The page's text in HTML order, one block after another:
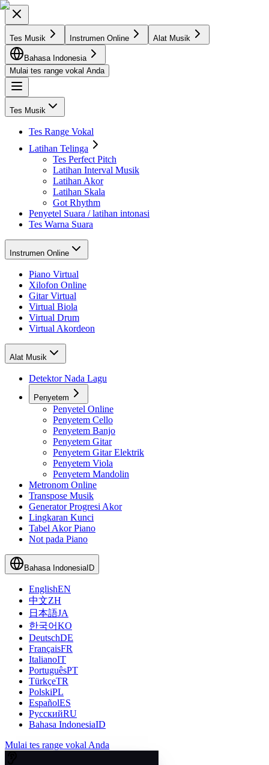
Tes Musik Instrumen Online Alat Musik
Bahasa Indonesia
Mulai tes range vokal Anda
Tes Musik
Tes Range Vokal
Latihan Telinga
Tes Perfect Pitch
Latihan Interval Musik
Latihan Akor
Latihan Skala
Got Rhythm
Penyetel Suara / latihan intonasi
Tes Warna Suara
Instrumen Online
Piano Virtual
Xilofon Online
Gitar Virtual
Virtual Biola
Virtual Drum
Virtual Akordeon
Alat Musik
Detektor Nada Lagu
Penyetem
Penyetel Online
Penyetem Cello
Penyetem Banjo
Penyetem Gitar
Penyetem Gitar Elektrik
Penyetem Viola
Penyetem Mandolin
Metronom Online
Transpose Musik
Generator Progresi Akor
Lingkaran Kunci
Tabel Akor Piano
Not pada Piano
Bahasa IndonesiaID
EnglishEN
中文ZH
日本語JA
한국어KO
DeutschDE
FrançaisFR
ItalianoIT
PortuguêsPT
TürkçeTR
PolskiPL
EspañolES
РусскийRU
Bahasa IndonesiaID
Mulai tes range vokal Anda